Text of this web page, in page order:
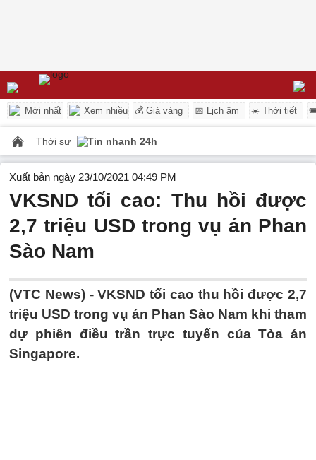
Mới nhất Xem nhiều 💰 Giá vàng 📅 Lịch âm ☀️ Thời tiết
Thời sự Tin nhanh 24h
Xuất bản ngày 23/10/2021 04:49 PM
VKSND tối cao: Thu hồi được
2,7 triệu USD trong vụ án Phan
Sào Nam
(VTC News) -VKSND tối cao thu hồi được 2,7
triệu USD trong vụ án Phan Sào Nam khi tham
dự phiên điều trần trực tuyến của Tòa án
Singapore.